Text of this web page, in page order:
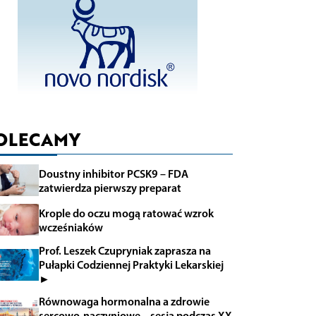
Doustny inhibitor PCSK9 – FDA
zatwierdza pierwszy preparat
Krople do oczu mogą ratować wzrok
wcześniaków
Prof. Leszek Czupryniak zaprasza na
Pułapki Codziennej Praktyki Lekarskiej
►
Równowaga hormonalna a zdrowie